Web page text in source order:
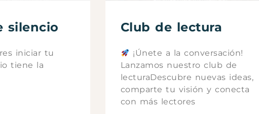
silencio
iniciar tu
tiene la
Club de lectura
¡Únete a la conversación!
Lanzamos nuestro club de
lecturaDescubre nuevas ideas,
comparte tu visión y conecta
con más lectores